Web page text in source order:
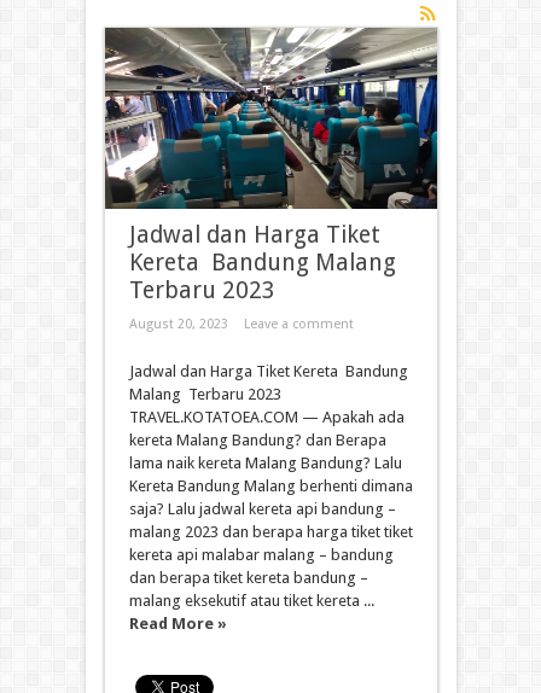
Jadwal dan Harga Tiket
Kereta Bandung Malang
Terbaru 2023
August 20, 2023 Leave a comment
Jadwal dan Harga Tiket Kereta Bandung
Malang Terbaru 2023
TRAVEL.KOTATOEA.COM — Apakah ada
kereta Malang Bandung? dan Berapa
lama naik kereta Malang Bandung? Lalu
Kereta Bandung Malang berhenti dimana
saja? Lalu jadwal kereta api bandung –
malang 2023 dan berapa harga tiket tiket
kereta api malabar malang – bandung
dan berapa tiket kereta bandung –
malang eksekutif atau tiket kereta ...
Read More »